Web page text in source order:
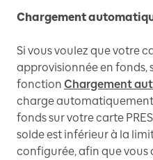
Chargement
Si vous voulez que votre
approvisionnée en fonds,
fonction Chargement
charge
fonds sur votre carte
solde est inférieur à la
configurée, afin que vous